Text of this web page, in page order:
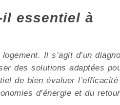
il essentiel à
Il s’agit d’un
des solutions adaptées
de bien évaluer l’efficacité
d’énergie et du